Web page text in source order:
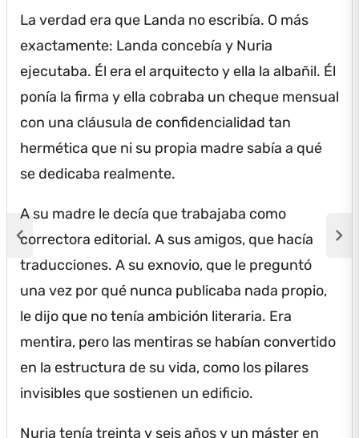
chevron_left
La verdad era que Landa no escribía. O más
exactamente: Landa concebía y Nuria
ejecutaba. Él era el arquitecto y ella la albañil. Él
ponía la firma y ella cobraba un cheque mensual
con una cláusula de confidencialidad tan
hermética que ni su propia madre sabía a qué
se dedicaba realmente.
A su madre le decía que trabajaba como
correctora editorial. A sus amigos, que hacía
traducciones. A su exnovio, que le preguntó
una vez por qué nunca publicaba nada propio,
le dijo que no tenía ambición literaria. Era
mentira, pero las mentiras se habían convertido
en la estructura de su vida, como los pilares
invisibles que sostienen un edificio.
Nuria tenía treinta y seis años y un máster en
chevron_right